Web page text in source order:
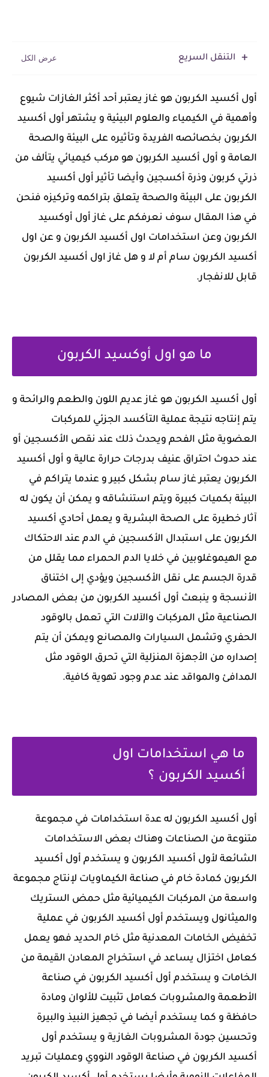
التنقل السريع
أول أكسيد الكربون هو غاز يعتبر أحد أكثر الغازات شيوع
وأهمية في الكيمياء والعلوم البيئية و يشتهر أول أكسيد
الكربون بخصائصه الفريدة وتأثيره على البيئة والصحة
العامة و أول أكسيد الكربون هو مركب كيميائي يتألف من
ذرتي كربون وذرة أكسجين وأيضا تأثير أول أكسيد
الكربون على البيئة والصحة يتعلق بتراكمه وتركيزه فنحن
في هذا المقال سوف نعرفكم على غاز أول أوكسيد
الكربون وعن استخدامات اول أكسيد الكربون و عن اول
أكسيد الكربون سام أم لا و هل غاز اول أكسيد الكربون
قابل للانفجار.
ما هو اول أوكسيد الكربون
أول أكسيد الكربون هو غاز عديم اللون والطعم والرائحة و
يتم إنتاجه نتيجة عملية التأكسد الجزئي للمركبات
العضوية مثل الفحم ويحدث ذلك عند نقص الأكسجين أو
عند حدوث احتراق عنيف بدرجات حرارة عالية و أول أكسيد
الكربون يعتبر غاز سام بشكل كبير و عندما يتراكم في
البيئة بكميات كبيرة ويتم استنشاقه و يمكن أن يكون له
آثار خطيرة على الصحة البشرية و يعمل أحادي أكسيد
الكربون على استبدال الأكسجين في الدم عند الاحتكاك
مع الهيموغلوبين في خلايا الدم الحمراء مما يقلل من
قدرة الجسم على نقل الأكسجين ويؤدي إلى اختناق
الأنسجة و ينبعث أول أكسيد الكربون من بعض المصادر
الصناعية مثل المركبات والآلات التي تعمل بالوقود
الحفري وتشمل السيارات والمصانع ويمكن أن يتم
إصداره من الأجهزة المنزلية التي تحرق الوقود مثل
المدافئ والمواقد عند عدم وجود تهوية كافية.
ما هي استخدامات اول
أكسيد الكربون ؟
أول أكسيد الكربون له عدة استخدامات في مجموعة
متنوعة من الصناعات وهناك بعض الاستخدامات
الشائعة لأول أكسيد الكربون و يستخدم أول أكسيد
الكربون كمادة خام في صناعة الكيماويات لإنتاج مجموعة
واسعة من المركبات الكيميائية مثل حمض الستريك
والميثانول ويستخدم أول أكسيد الكربون في عملية
تخفيض الخامات المعدنية مثل خام الحديد فهو يعمل
كعامل اختزال يساعد في استخراج المعادن القيمة من
الخامات و يستخدم أول أكسيد الكربون في صناعة
الأطعمة والمشروبات كعامل تثبيت للألوان ومادة
حافظة و كما يستخدم أيضا في تجهيز النبيذ والبيرة
وتحسين جودة المشروبات الغازية و يستخدم أول
أكسيد الكربون في صناعة الوقود النووي وعمليات تبريد